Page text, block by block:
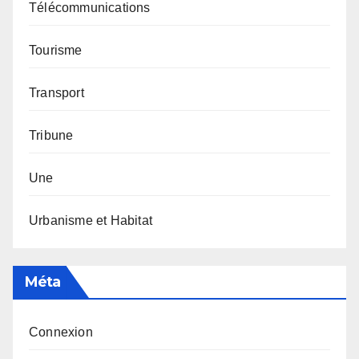
Télécommunications
Tourisme
Transport
Tribune
Une
Urbanisme et Habitat
Méta
Connexion